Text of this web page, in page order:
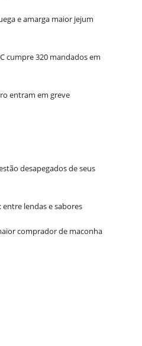
e amarga maior jejum
cumpre 320 mandados em
entram em greve
desapegados de seus
entre lendas e sabores
comprador de maconha